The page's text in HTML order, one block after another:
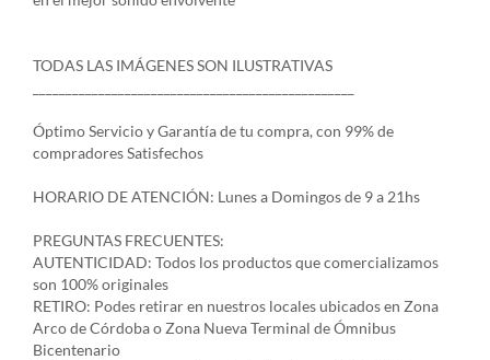
TODAS LAS IMÁGENES SON ILUSTRATIVAS
Óptimo Servicio y Garantía de tu compra, con 99% de
compradores Satisfechos
HORARIO DE ATENCIÓN: Lunes a Domingos de 9 a 21hs
PREGUNTAS FRECUENTES:
AUTENTICIDAD: Todos los productos que comercializamos
son 100% originales
RETIRO: Podes retirar en nuestros locales ubicados en Zona
Arco de Córdoba o Zona Nueva Terminal de Ómnibus
Bicentenario